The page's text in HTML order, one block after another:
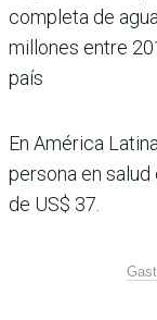
completa de
millones entre
país
En América
persona en salud
de US$ 37.